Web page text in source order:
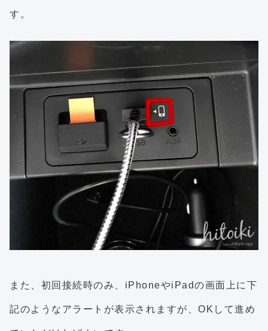
す。
また、初回接続時のみ、iPhoneやiPadの画面上に下
記のようなアラートが表示されますが、OKして進め